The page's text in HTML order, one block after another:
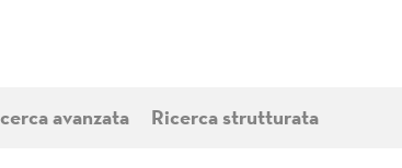
avanzata Ricerca strutturata